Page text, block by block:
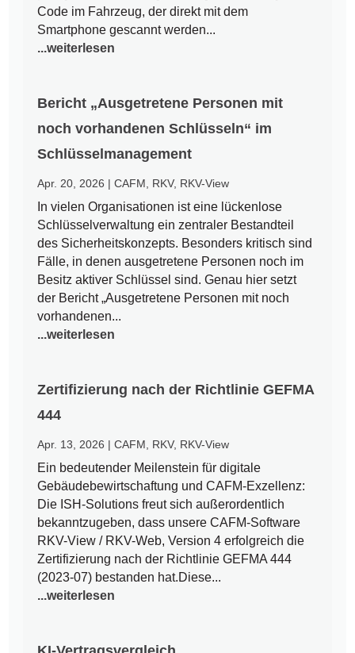
Code im Fahrzeug, der direkt mit dem
Smartphone gescannt werden...
...weiterlesen
Bericht „Ausgetretene Personen mit
noch vorhandenen Schlüsseln“ im
Schlüsselmanagement
Apr. 20, 2026 |CAFM RKV, RKV-View
In vielen Organisationen ist eine lückenlose
Schlüsselverwaltung ein zentraler Bestandteil
des Sicherheitskonzepts. Besonders kritisch sind
Fälle, in denen ausgetretene Personen noch im
Besitz aktiver Schlüssel sind. Genau hier setzt
der Bericht „Ausgetretene Personen mit noch
vorhandenen...
...weiterlesen
Zertifizierung nach der Richtlinie GEFMA
444
Apr. 13, 2026 |CAFM RKV, RKV-View
Ein bedeutender Meilenstein für digitale
Gebäudebewirtschaftung und CAFM-Exzellenz:
Die ISH-Solutions freut sich außerordentlich
bekanntzugeben, dass unsere CAFM-Software
RKV-View / RKV-Web, Version 4 erfolgreich die
Zertifizierung nach der Richtlinie GEFMA 444
(2023-07) bestanden hat.Diese...
...weiterlesen